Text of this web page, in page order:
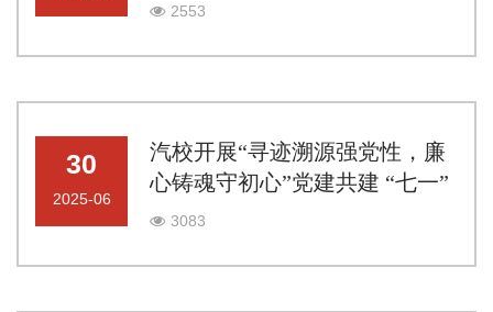
2553
汽校开展“寻迹溯源强党性，廉
心铸魂守初心”党建共建 “七一”
主题党日活动
3083
30
2025-06